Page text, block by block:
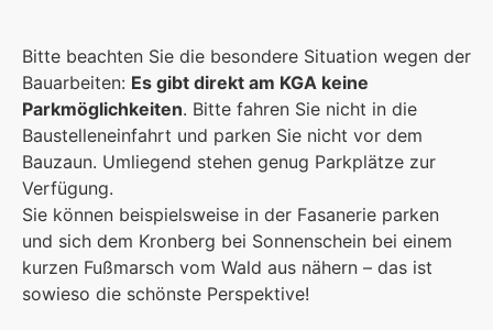
Bitte beachten Sie die besondere Situation wegen der
Bauarbeiten: Es gibt direkt am KGA keine
Parkmöglichkeiten. Bitte fahren Sie nicht in die
Baustelleneinfahrt und parken Sie nicht vor dem
Bauzaun. Umliegend stehen genug Parkplätze zur
Verfügung.
Sie können beispielsweise in der Fasanerie parken
und sich dem Kronberg bei Sonnenschein bei einem
kurzen Fußmarsch vom Wald aus nähern – das ist
sowieso die schönste Perspektive!